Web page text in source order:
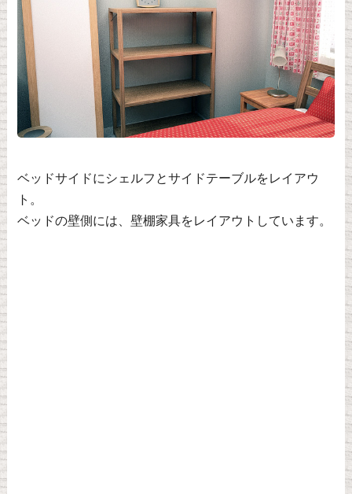
ベッドサイドにシェルフとサイドテーブルをレイアウ
ト。
ベッドの壁側には、壁棚家具をレイアウトしています。